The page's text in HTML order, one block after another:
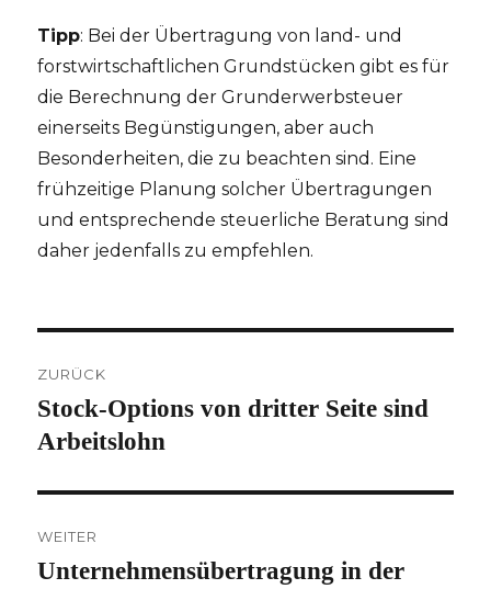
Tipp: Bei der Übertragung von land- und
forstwirtschaftlichen Grundstücken gibt es für
die Berechnung der Grunderwerbsteuer
einerseits Begünstigungen, aber auch
Besonderheiten, die zu beachten sind. Eine
frühzeitige Planung solcher Übertragungen
und entsprechende steuerliche Beratung sind
daher jedenfalls zu empfehlen.
ZURÜCK
Vorheriger
Beitrag:
Stock-Options von dritter Seite sind
Arbeitslohn
WEITER
Nächster
Unternehmensübertragung in der